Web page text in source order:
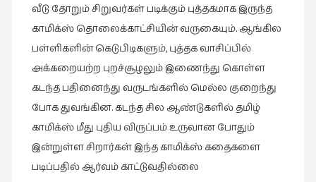
வீடு தோறும் சிறுவர்கள் படிக்கும் புத்தகமாக இருந்த
காமிக்ஸ் தொலைக்காட்சியின் வருகையும். ஆங்கில
பள்ளிகளின் கெடுபிடிகளும், புத்தக வாசிப்பில்
அக்கறையற்ற புறச்சூழலும் இணைந்து கொள்ள
கடந்த பதினைந்து வருடங்களில் மெல்ல குறைந்து
போக துவங்கின. கடந்த சில ஆண்டுகளில் தமிழ்
காமிக்ஸ் மீது புதிய விருப்பம் உருவான போதும்
இன்றுள்ள சிறார்கள் இந்த காமிக்ஸ் கதைகளை
படிப்பதில் ஆர்வம் காட்டுவதில்லை